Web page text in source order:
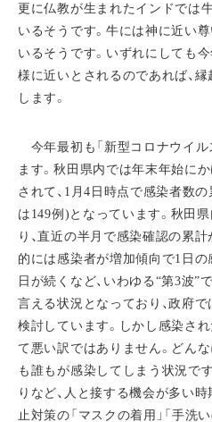
更に仏教が生まれたインドでは
いるそうです。牛には神に近い
いるそうです。いずれにしても
様に近いとされるのであれば、
します。
今年最初も「新型コロナウイル
ます。秋田県内では年末年始に
されて、1月4日時点で感染者数
は149例)となっています。秋田
り、直近の半月で感染確認の累
的には感染者が増加傾向で1日
日が続くなど、いわゆる“第3波”
言える状況となっており、政府
検討しています。しかし感染さ
て悪い訳ではありません。どん
も誰もが感染してしまう状況で
りなど、人と接する機会が多い
止対策の「マスクの着用」「手洗